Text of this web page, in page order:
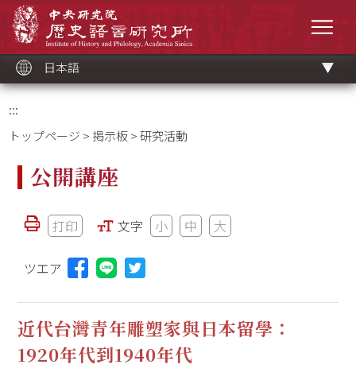
ッ
ク
日本語
:::
トップページ >掲示板> 研究活動
公開講座
打印 文字 小 中 大
ツエア Lineに投稿する(新しいウィンドウを開く)
近代台灣青年雕塑家與日本留學：
1920年代到1940年代